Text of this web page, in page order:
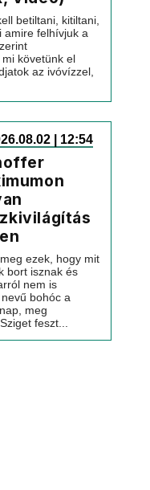
betiltani, kitiltani,
amire felhívjuk a
követünk el
az ivóvízzel,
| 12:54
ezek, hogy mit
bort isznak és
nem is
bohóc a
meg
feszt...